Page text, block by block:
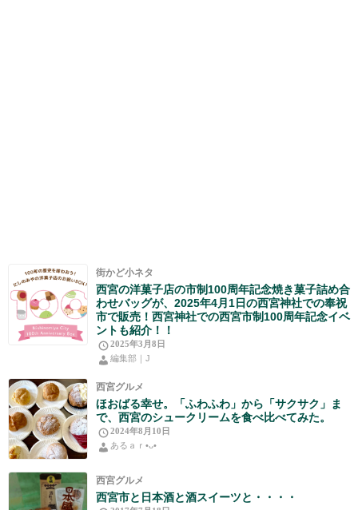
街かど小ネタ
西宮の洋菓子店の市制100周年記念焼き菓子詰め合
わせバッグが、2025年4月1日の西宮神社での奉祝
市で販売！西宮神社での西宮市制100周年記念イベ
ントも紹介！！
2025年3月8日
編集部｜J
西宮グルメ
ほおばる幸せ。「ふわふわ」から「サクサク」ま
で、西宮のシュークリームを食べ比べてみた。
2024年8月10日
あるａｒ•⁠ᴗ⁠•⁠
西宮グルメ
西宮市と日本酒と酒スイーツと・・・・